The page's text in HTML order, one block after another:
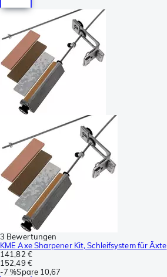
3 Bewertungen
KME Axe Sharpener Kit, Schleifsystem für Äxte
141,82 €
152,49 €
-7 %Spare 10,67